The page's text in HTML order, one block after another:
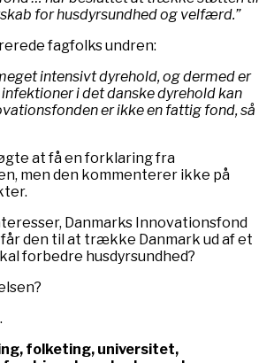
for husdyrsundhed og velfærd.”
fagfolks undren:
intensivt dyrehold, og dermed er
i det danske dyrehold kan
er ikke en fattig fond, så
at få en forklaring fra
men den kommenterer ikke på
Danmarks Innovationsfond
den til at trække Danmark ud af et
forbedre husdyrsundhed?
folketing, universitet,